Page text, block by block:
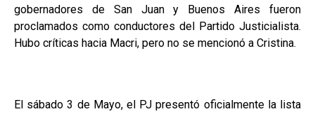
gobernadores de San Juan y Buenos Aires fueron
proclamados como conductores del Partido Justicialista.
Hubo críticas hacia Macri, pero no se mencionó a Cristina.
El sábado 3 de Mayo, el PJ presentó oficialmente la lista